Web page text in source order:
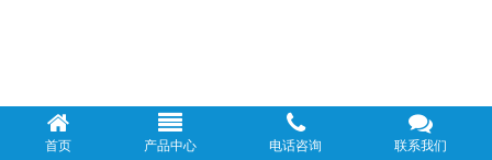
首页 产品中心 电话咨询 联系我们